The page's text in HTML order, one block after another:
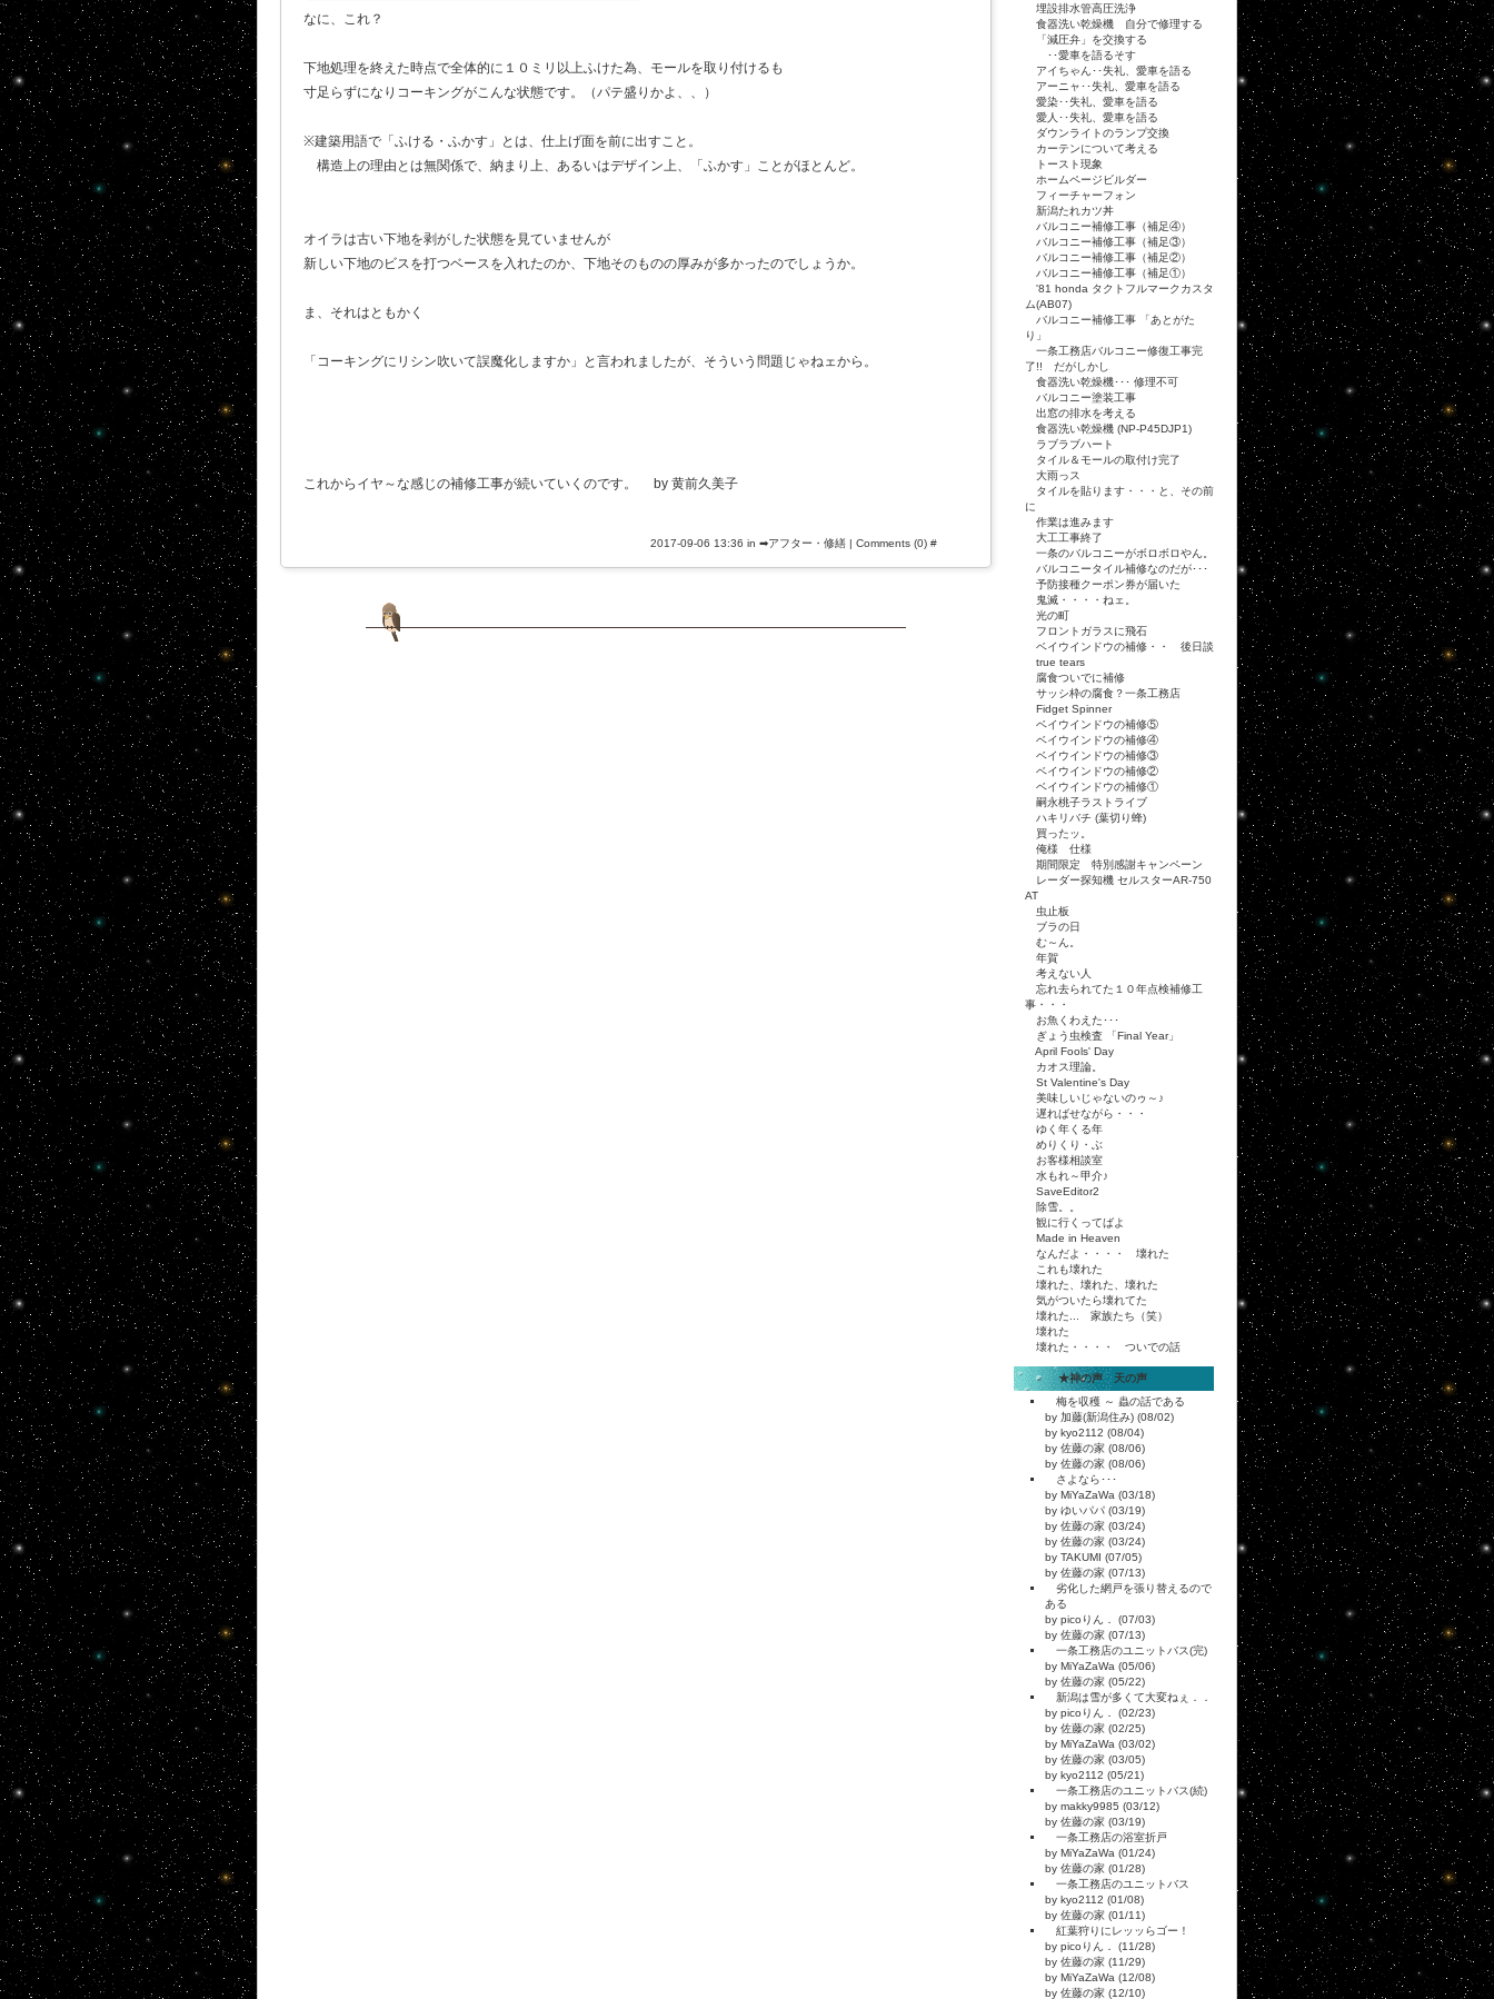
なに、これ？
下地処理を終えた時点で全体的に１０ミリ以上ふけた為、モールを取り付けるも
寸足らずになりコーキングがこんな状態です。（パテ盛りかよ、、）
※建築用語で「ふける・ふかす」とは、仕上げ面を前に出すこと。
構造上の理由とは無関係で、納まり上、あるいはデザイン上、「ふかす」ことがほとんど。
オイラは古い下地を剥がした状態を見ていませんが
新しい下地のビスを打つベースを入れたのか、下地そのものの厚みが多かったのでしょうか。
ま、それはともかく
「コーキングにリシン吹いて誤魔化しますか」と言われましたが、そういう問題じゃねェから。
これからイヤ～な感じの補修工事が続いていくのです。 by 黄前久美子
2017-09-06 13:36 in ➡アフター・修繕 | Comments (0) #
埋設排水管高圧洗浄
食器洗い乾燥機 自分で修理する
「減圧弁」を交換する
･･愛車を語るそす
アイちゃん･･失礼、愛車を語る
アーニャ･･失礼、愛車を語る
愛染･･失礼、愛車を語る
愛人･･失礼、愛車を語る
ダウンライトのランプ交換
カーテンについて考える
トースト現象
ホームページビルダー
フィーチャーフォン
新潟たれカツ丼
バルコニー補修工事（補足④）
バルコニー補修工事（補足③）
バルコニー補修工事（補足②）
バルコニー補修工事（補足①）
'81 honda タクトフルマークカスタ
ム(AB07)
バルコニー補修工事 「あとがた
り」
一条工務店バルコニー修復工事完
了!! だがしかし
食器洗い乾燥機･･･ 修理不可
バルコニー塗装工事
出窓の排水を考える
食器洗い乾燥機 (NP-P45DJP1)
ラブラブハート
タイル＆モールの取付け完了
大雨っス
タイルを貼ります・・・と、その前
に
作業は進みます
大工工事終了
一条のバルコニーがボロボロやん。
バルコニータイル補修なのだが･･･
予防接種クーポン券が届いた
鬼滅・・・・ねェ。
光の町
フロントガラスに飛石
ベイウインドウの補修・・ 後日談
true tears
腐食ついでに補修
サッシ枠の腐食？一条工務店
Fidget Spinner
ベイウインドウの補修⑤
ベイウインドウの補修④
ベイウインドウの補修③
ベイウインドウの補修②
ベイウインドウの補修①
嗣永桃子ラストライブ
ハキリバチ (葉切り蜂)
買ったッ。
俺様 仕様
期間限定 特別感謝キャンペーン
レーダー探知機 セルスターAR-750
AT
虫止板
ブラの日
む～ん。
年賀
考えない人
忘れ去られてた１０年点検補修工
事・・・
お魚くわえた･･･
ぎょう虫検査 「Final Year」
April Fools' Day
カオス理論。
St Valentine's Day
美味しいじゃないのゥ～♪
遅ればせながら・・・
ゆく年くる年
めりくり・ぶ
お客様相談室
水もれ～甲介♪
SaveEditor2
除雪。。
観に行くってばよ
Made in Heaven
なんだよ・・・・ 壊れた
これも壊れた
壊れた、壊れた、壊れた
気がついたら壊れてた
壊れた... 家族たち（笑）
壊れた
壊れた・・・・ ついでの話
★神の声 天の声
梅を収穫 ～ 蟲の話である
by 加藤(新潟住み) (08/02)
by kyo2112 (08/04)
by 佐藤の家 (08/06)
by 佐藤の家 (08/06)
さよなら･･･
by MiYaZaWa (03/18)
by ゆいパパ (03/19)
by 佐藤の家 (03/24)
by 佐藤の家 (03/24)
by TAKUMI (07/05)
by 佐藤の家 (07/13)
劣化した網戸を張り替えるので
ある
by picoりん． (07/03)
by 佐藤の家 (07/13)
一条工務店のユニットバス(完)
by MiYaZaWa (05/06)
by 佐藤の家 (05/22)
新潟は雪が多くて大変ねぇ．．
by picoりん． (02/23)
by 佐藤の家 (02/25)
by MiYaZaWa (03/02)
by 佐藤の家 (03/05)
by kyo2112 (05/21)
一条工務店のユニットバス(続)
by makky9985 (03/12)
by 佐藤の家 (03/19)
一条工務店の浴室折戸
by MiYaZaWa (01/24)
by 佐藤の家 (01/28)
一条工務店のユニットバス
by kyo2112 (01/08)
by 佐藤の家 (01/11)
紅葉狩りにレッッらゴー！
by picoりん． (11/28)
by 佐藤の家 (11/29)
by MiYaZaWa (12/08)
by 佐藤の家 (12/10)